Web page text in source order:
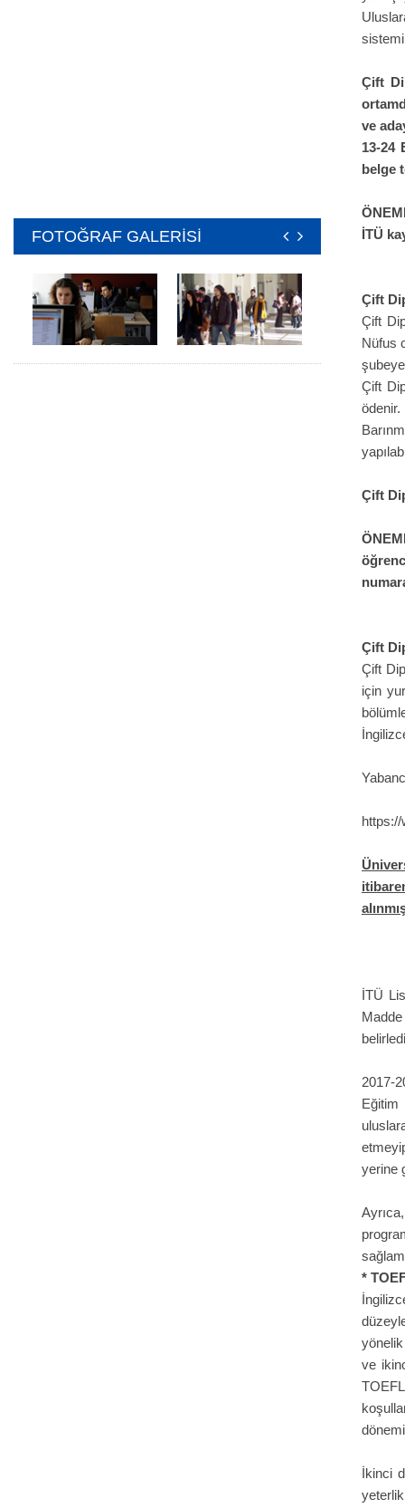
FOTOĞRAF GALERİSİ
Çift
ve
13-24
belge
İTÜ
Çift
Çift
Nüfus
Çift
Çift
Çift
Çift
için
İTÜ
2017-
yerine
*
ve
İkinci